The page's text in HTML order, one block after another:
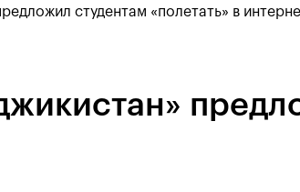
студентам «полетать» в